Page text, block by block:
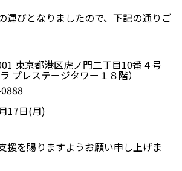
運びとなりましたので、下記の通りご
東京都港区虎ノ門二丁目10番４号
ラ プレステージタワー１８階）
17日(月)
援を賜りますようお願い申し上げま